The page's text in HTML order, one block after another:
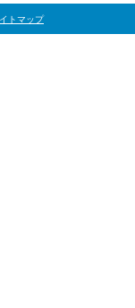
トマップ